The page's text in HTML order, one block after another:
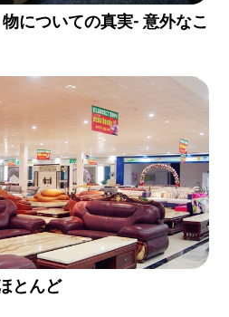
についての真実- 意外なこ
とんど